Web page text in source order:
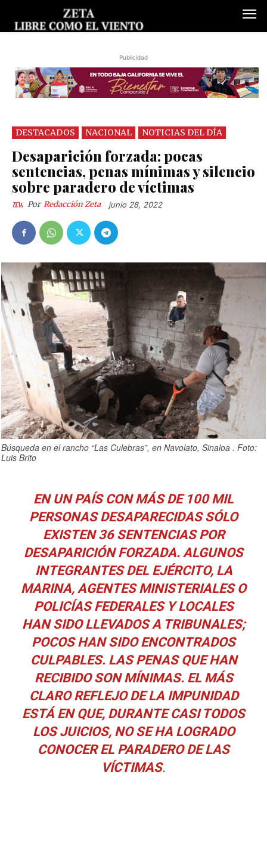
Publicidad
DESTACADOS NACIONAL NOTICIAS DEL DÍA
Desaparición forzada: pocas
sentencias, penas mínimas y silencio
sobre paradero de víctimas
Redacción Zeta
Búsqueda en el rancho “Las Culebras”, en Navolato, Sinaloa . Foto:
Luis Brito
EN UN PAÍS CON MÁS DE 100 MIL
PERSONAS DESAPARECIDAS SÓLO
EXISTEN 36 SENTENCIAS POR
DESAPARICIÓN FORZADA. ALGUNOS
INTEGRANTES DEL EJÉRCITO, LA
MARINA, AGENTES MINISTERIALES O
POLICÍAS FEDERALES Y LOCALES
HAN SIDO LLEVADOS A TRIBUNALES;
POCOS HAN SIDO ENCONTRADOS
CULPABLES. LAS PENAS QUE HAN
RECIBIDO SON MÍNIMAS. EL MÁS
CLARO REFLEJO DE LA IMPUNIDAD
ESTÁ EN QUE, DURANTE CASI TODOS
LOS JUICIOS, NO SE HA LOGRADO
CONOCER EL PARADERO DE LAS
VÍCTIMAS.